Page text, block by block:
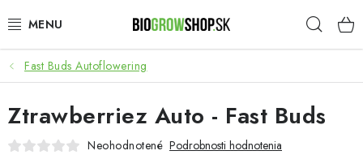
na
PESTOVANIE
HEADSHOP
SEMENÁ
Fast Buds Autoflowering
Ztrawberriez Auto - Fast Buds
Neohodnotené Podrobnosti hodnotenia